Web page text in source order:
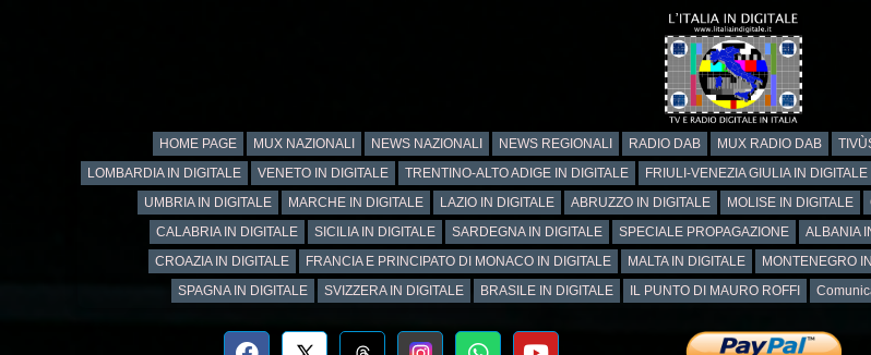
HOME PAGE MUX NAZIONALI NEWS NAZIONALI NEWS REGIONALI RADIO DAB MUX RADIO DAB
LOMBARDIA IN DIGITALE
VENETO IN DIGITALE TRENTINO-ALTO ADIGE IN DIGITALE FRIULI-VENEZIA GIULIA IN DIGITALE
UMBRIA IN DIGITALE
MARCHE IN DIGITALE LAZIO IN DIGITALE ABRUZZO IN DIGITALE MOLISE IN DIGITALE
CALABRIA IN DIGITALE
SICILIA IN DIGITALE SARDEGNA IN DIGITALE SPECIALE PROPAGAZIONE ALBANIA
CROAZIA IN DIGITALE
FRANCIA E PRINCIPATO DI MONACO IN DIGITALE MALTA IN DIGITALE MONTENEGRO
SPAGNA IN DIGITALE
SVIZZERA IN DIGITALE BRASILE IN DIGITALE IL PUNTO DI MAURO ROFFI